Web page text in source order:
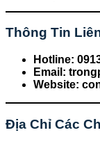
Thông Tin
Hotline:
Email:
Website:
Địa Chỉ Các